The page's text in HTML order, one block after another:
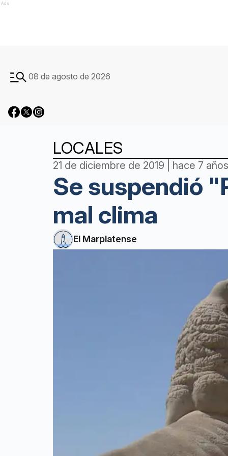
Ads
08 de agosto de 2026
LOCALES
21 de diciembre de 2019 | hace 7 años
Se suspendió
mal clima
El Marplatense